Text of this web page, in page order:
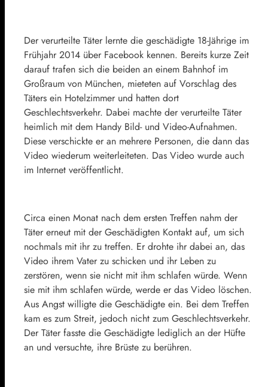
Der verurteilte Täter lernte die geschädigte 18-Jährige im
Frühjahr 2014 über Facebook kennen. Bereits kurze Zeit
darauf trafen sich die beiden an einem Bahnhof im
Großraum von München, mieteten auf Vorschlag des
Täters ein Hotelzimmer und hatten dort
Geschlechtsverkehr. Dabei machte der verurteilte Täter
heimlich mit dem Handy Bild- und Video-Aufnahmen.
Diese verschickte er an mehrere Personen, die dann das
Video wiederum weiterleiteten. Das Video wurde auch
im Internet veröffentlicht.
Circa einen Monat nach dem ersten Treffen nahm der
Täter erneut mit der Geschädigten Kontakt auf, um sich
nochmals mit ihr zu treffen. Er drohte ihr dabei an, das
Video ihrem Vater zu schicken und ihr Leben zu
zerstören, wenn sie nicht mit ihm schlafen würde. Wenn
sie mit ihm schlafen würde, werde er das Video löschen.
Aus Angst willigte die Geschädigte ein. Bei dem Treffen
kam es zum Streit, jedoch nicht zum Geschlechtsverkehr.
Der Täter fasste die Geschädigte lediglich an der Hüfte
an und versuchte, ihre Brüste zu berühren.